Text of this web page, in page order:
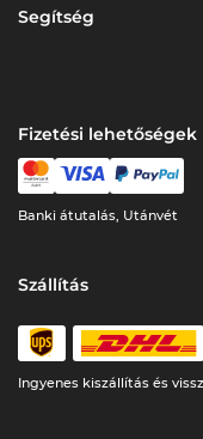
Segítség
Fizetési lehetőségek
Banki átutalás, Utánvét
Szállítás
Ingyenes kiszállítás és